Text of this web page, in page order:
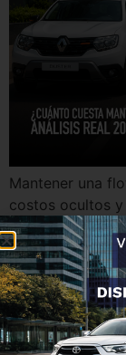
Mantener una
costos ocultos y
cómo optimizar
ser un